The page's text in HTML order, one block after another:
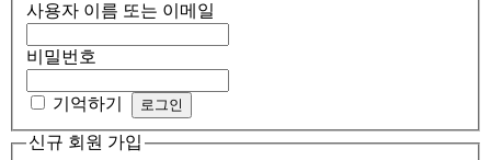
사용자 이름 또는 이메일
비밀번호
기억하기
신규 회원 가입